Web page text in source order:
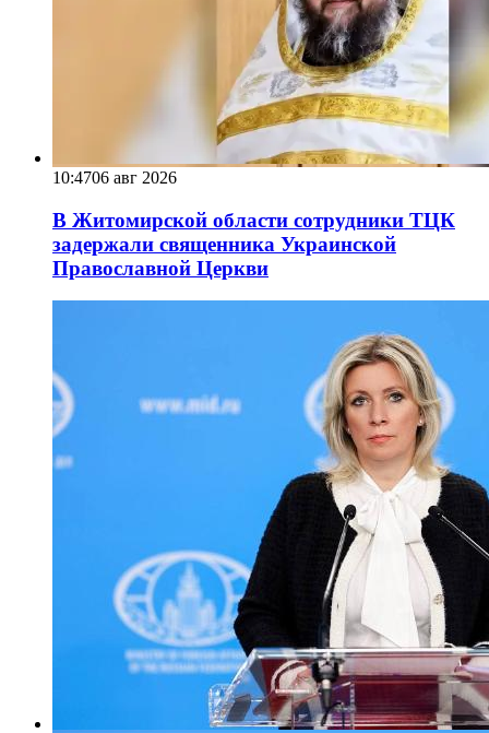
10:4706 авг 2026
В Житомирской области сотрудники ТЦК
задержали священника Украинской
Православной Церкви